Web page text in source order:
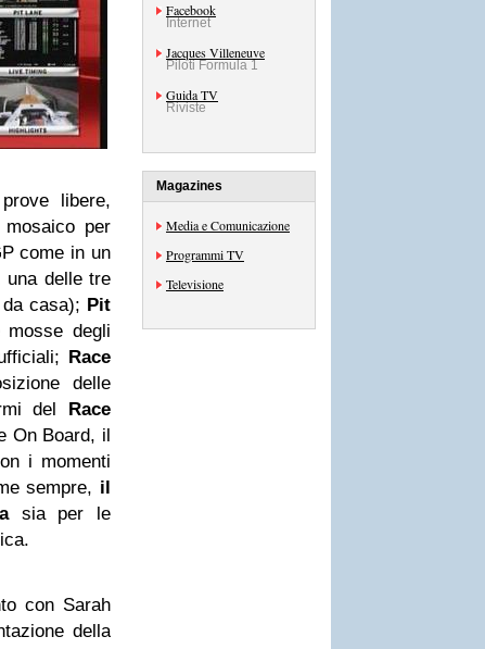
libere,
mosaico per
come in un
una delle tre
casa); Pit
degli
Race
delle
del Race
On Board, il
i momenti
sempre, il
sia per le
con Sarah
della
Facebook
Internet
Jacques Villeneuve
Piloti Formula 1
Guida TV
Riviste
Magazines
Media e Comunicazione
Programmi TV
Televisione